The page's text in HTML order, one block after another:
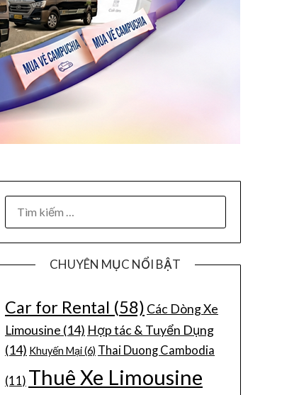
CHUYÊN MỤC NỔI BẬT
Car for Rental (58) Các Dòng Xe
Limousine (14) Hợp tác & Tuyển Dụng
(14) Khuyến Mại(6) Thai Duong Cambodia
(11) Thuê Xe Limousine